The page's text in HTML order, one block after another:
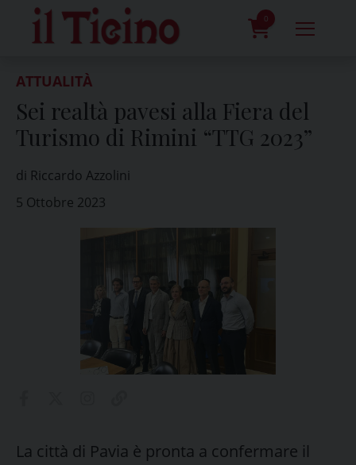
content
0
ATTUALITÀ
Sei realtà pavesi alla Fiera del
Turismo di Rimini “TTG 2023”
di Riccardo Azzolini
5 Ottobre 2023
La città di Pavia è pronta a confermare il